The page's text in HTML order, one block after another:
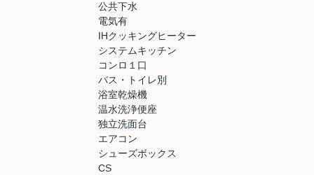
公共下水
電気有
IHクッキングヒーター
システムキッチン
コンロ１口
バス・トイレ別
浴室乾燥機
温水洗浄便座
独立洗面台
エアコン
シューズボックス
CS